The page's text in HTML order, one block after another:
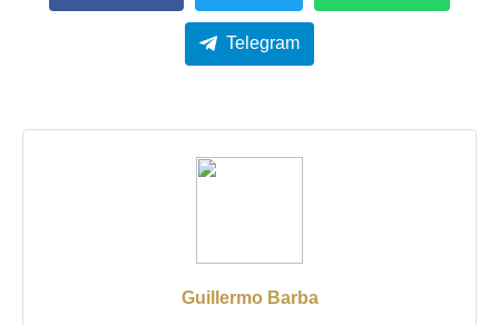
Telegram
Guillermo Barba